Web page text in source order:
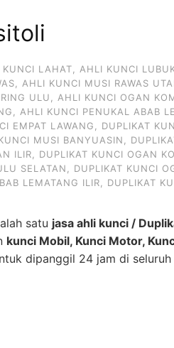
KUNCI LAHAT AHLI KUNCI
AHLI KUNCI MUSI RAWAS
ULU AHLI KUNCI OGAN
AHLI KUNCI PENUKAL ABAB
EMPAT LAWANG DUPLIKAT
MUSI BANYUASIN
ILIR DUPLIKAT KUNCI OGAN
SELATAN DUPLIKAT KUNCI
LEMATANG ILIR DUPLIKAT
satu jasa ahli kunci /
kunci Mobil, Kunci Motor,
dipanggil 24 jam di